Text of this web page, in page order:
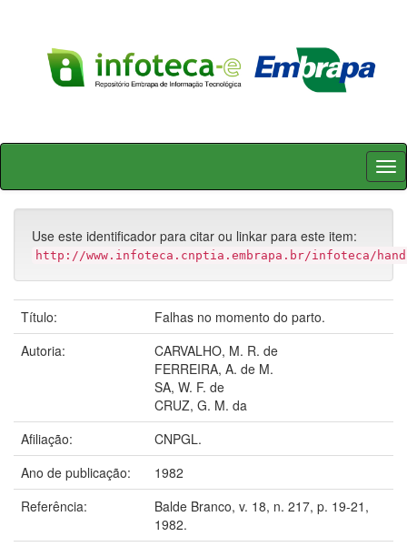
Skip
Use este identificador para citar ou linkar para este item:
http://www.infoteca.cnptia.embrapa.br/infoteca/
Título:
Falhas no momento do parto.
Autoria:
CARVALHO, M. R. de
FERREIRA, A. de M.
SA, W. F. de
CRUZ, G. M. da
Afiliação:
CNPGL.
Ano de publicação:
1982
Referência:
Balde Branco, v. 18, n. 217, p. 19-21,
1982.